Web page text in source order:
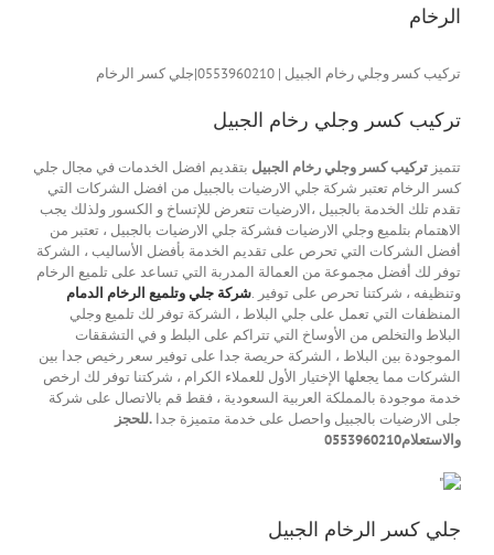
الرخام
تركيب كسر وجلي رخام الجبيل | 0553960210|جلي كسر الرخام
تركيب كسر وجلي رخام الجبيل
تتميز تركيب كسر وجلي رخام الجبيل بتقديم افضل الخدمات في مجال جلي
كسر الرخام تعتبر شركة جلي الارضيات بالجبيل من افضل الشركات التي
تقدم تلك الخدمة بالجبيل ،الارضيات تتعرض للإتساخ و الكسور ولذلك يجب
الاهتمام بتلميع وجلي الارضيات فشركة جلي الارضيات بالجبيل ، تعتبر من
أفضل الشركات التي تحرص على تقديم الخدمة بأفضل الأساليب ، الشركة
توفر لك أفضل مجموعة من العمالة المدربة التي تساعد على تلميع الرخام
وتنظيفه ، شركتنا تحرص على توفير .شركة جلي وتلميع الرخام الدمام
المنظفات التي تعمل على جلي البلاط ، الشركة توفر لك تلميع وجلي
البلاط والتخلص من الأوساخ التي تتراكم على البلط و في التشققات
الموجودة بين البلاط ، الشركة حريصة جدا على توفير سعر رخيص جدا بين
الشركات مما يجعلها الإختيار الأول للعملاء الكرام ، شركتنا توفر لك ارخص
خدمة موجودة بالمملكة العربية السعودية ، فقط قم بالاتصال على شركة
جلى الارضيات بالجبيل واحصل على خدمة متميزة جدا .للحجز
والاستعلام0553960210
جلي كسر الرخام الجبيل